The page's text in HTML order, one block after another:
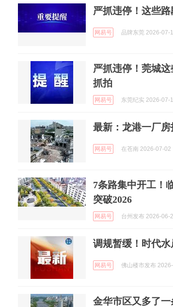
严抓违停！这些
网易号 品牌东莞 2026-07-
严抓违停！莞城
抓拍
网易号 东莞纪实 2026-07-
最新：龙港一厂房
网易号 在苍南 2026-07-02
7条路集中开工！
突破2026
网易号 台州发布 2026-06-
调规暂缓！时代水
网易号 佛山楼市发布
金华市区又多了